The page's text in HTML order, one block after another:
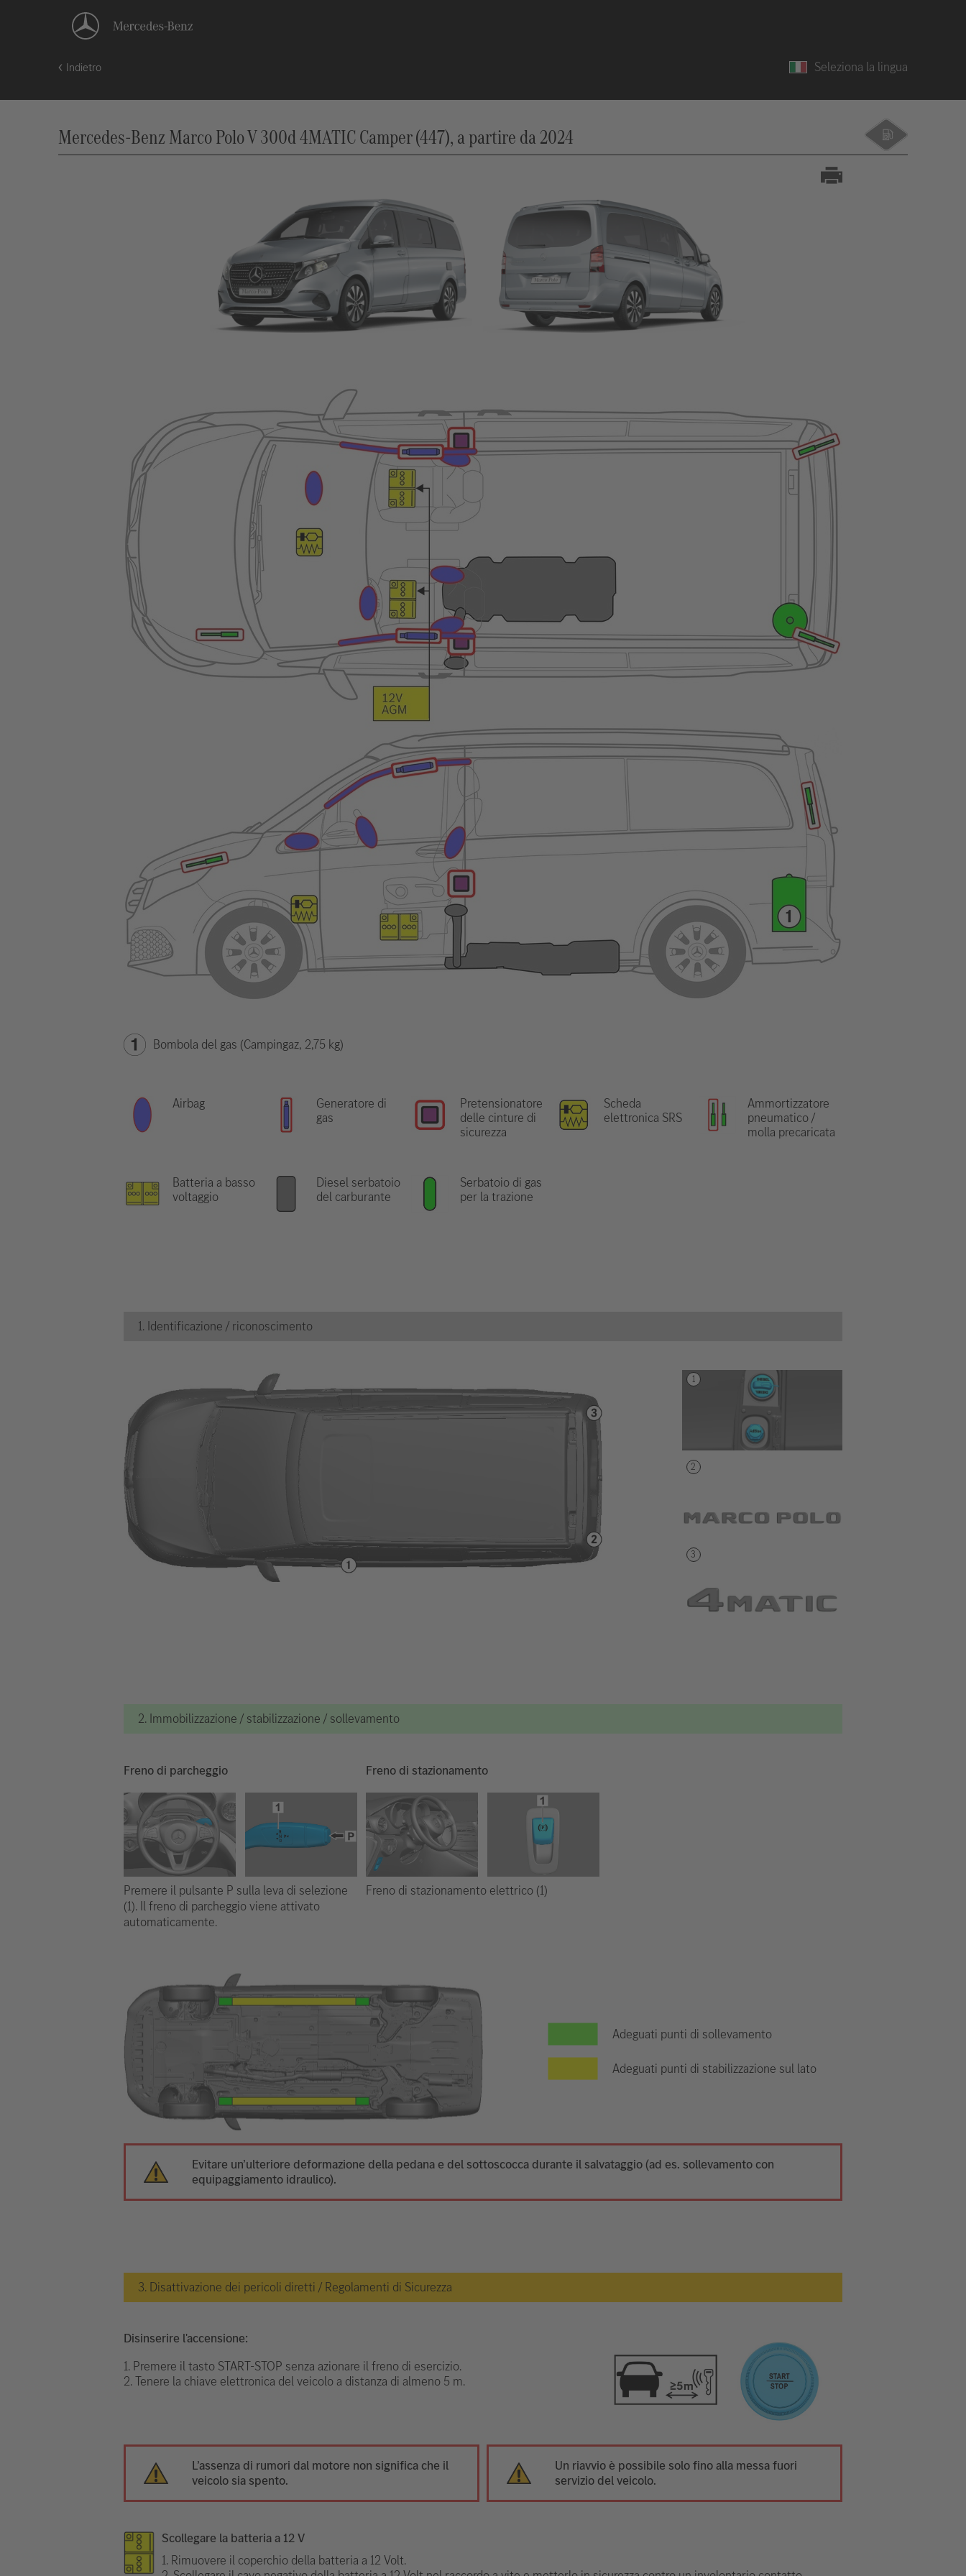
Indietro Seleziona la lingua
Mercedes-Benz Marco Polo V 300d 4MATIC Camper (447), a partire da 2024
Bombola del gas (Campingaz, 2,75 kg)
Airbag
Generatore di
gas
Pretensionatore
delle cinture di
sicurezza
Scheda
elettronica SRS
Ammortizzatore
pneumatico /
molla precaricata
Batteria a basso
voltaggio
Diesel serbatoio
del carburante
Serbatoio di gas
per la trazione
1. Identificazione / riconoscimento
2. Immobilizzazione / stabilizzazione / sollevamento
Freno di parcheggio
Premere il pulsante P sulla leva di selezione
(1). Il freno di parcheggio viene attivato
automaticamente.
Freno di stazionamento
Freno di stazionamento elettrico (1)
Adeguati punti di sollevamento
Adeguati punti di stabilizzazione sul lato
Evitare un’ulteriore deformazione della pedana e del sottoscocca durante il salvataggio (ad es. sollevamento con
equipaggiamento idraulico).
3. Disattivazione dei pericoli diretti / Regolamenti di Sicurezza
Disinserire l'accensione:
1. Premere il tasto START-STOP senza azionare il freno di esercizio.
2. Tenere la chiave elettronica del veicolo a distanza di almeno 5 m.
L’assenza di rumori dal motore non significa che il
veicolo sia spento.
Un riavvio è possibile solo fino alla messa fuori
servizio del veicolo.
Scollegare la batteria a 12 V
1. Rimuovere il coperchio della batteria a 12 Volt.